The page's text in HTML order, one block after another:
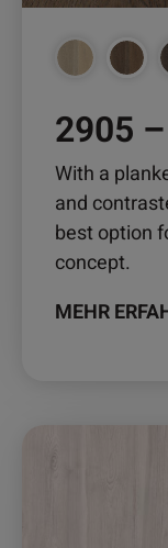
With a
and
best option
concept.
MEHR
Produktseite
gewählt
werden